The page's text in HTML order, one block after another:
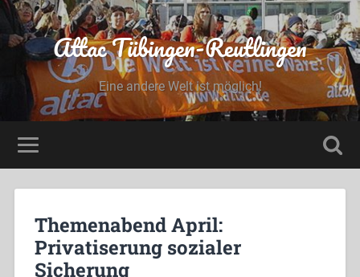
Attac Tübingen-Reutlingen
Eine andere Welt ist möglich!
Themenabend April:
Privatiserung sozialer
Sicherung